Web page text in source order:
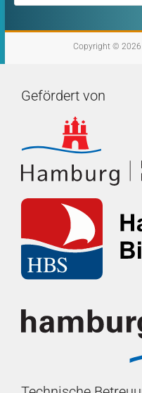
Copyright ©
Gefördert von